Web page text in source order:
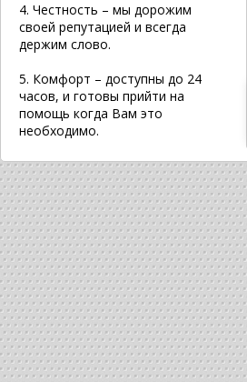
4. Честность – мы дорожим
своей репутацией и всегда
держим слово.
5. Комфорт – доступны до 24
часов, и готовы прийти на
помощь когда Вам это
необходимо.